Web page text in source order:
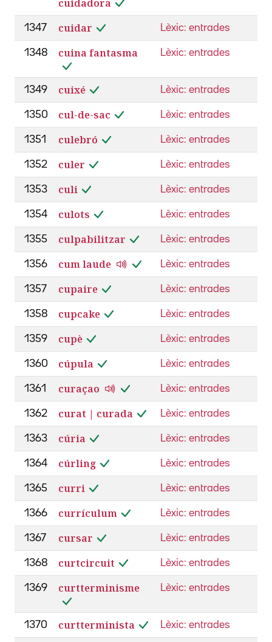
cuidadora
1347 cuidar Lèxic: entrades
1348 cuina fantasma Lèxic: entrades
1349 cuixé Lèxic: entrades
1350 cul-de-sac Lèxic: entrades
1351 culebró Lèxic: entrades
1352 culer Lèxic: entrades
1353 culi Lèxic: entrades
1354 culots Lèxic: entrades
1355 culpabilitzar Lèxic: entrades
1356 cum laude Lèxic: entrades
1357 cupaire Lèxic: entrades
1358 cupcake Lèxic: entrades
1359 cupè Lèxic: entrades
1360 cúpula Lèxic: entrades
1361 curaçao Lèxic: entrades
1362 curat | curada Lèxic: entrades
1363 cúria Lèxic: entrades
1364 cúrling Lèxic: entrades
1365 curri Lèxic: entrades
1366 currículum Lèxic: entrades
1367 cursar Lèxic: entrades
1368 curtcircuit Lèxic: entrades
1369 curtterminisme Lèxic: entrades
1370 curtterminista Lèxic: entrades